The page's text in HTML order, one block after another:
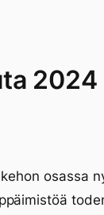
2024
osassa